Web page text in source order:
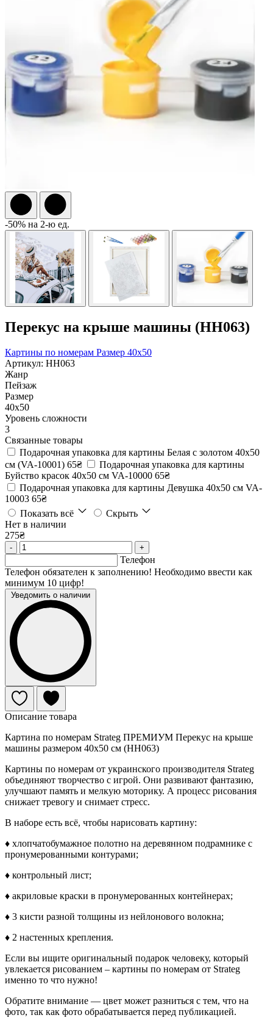
-50% на 2-ю ед.
Перекус на крыше машины (HH063)
Картины по номерам Размер 40x50
Артикул: HH063
Жанр
Пейзаж
Размер
40х50
Уровень сложности
3
Связанные товары
Подарочная упаковка для картины Белая с золотом 40х50
см (VA-10001) 65₴
Подарочная упаковка для картины
Буйство красок 40х50 см VA-10000 65₴
Подарочная упаковка для картины Девушка 40х50 см VA-
10003 65₴
Показать всё
Скрыть
Нет в наличии
275₴
- +
Телефон
Телефон обязателен к заполнению! Необходимо ввести как
минимум 10 цифр!
Уведомить о наличии
Описание товара
Картина по номерам Strateg ПРЕМИУМ Перекус на крыше
машины размером 40х50 см (HH063)
Картины по номерам от украинского производителя Strateg
объединяют творчество с игрой. Они развивают фантазию,
улучшают память и мелкую моторику. А процесс рисования
снижает тревогу и снимает стресс.
В наборе есть всё, чтобы нарисовать картину:
♦ хлопчатобумажное полотно на деревянном подрамнике с
пронумерованными контурами;
♦ контрольный лист;
♦ акриловые краски в пронумерованных контейнерах;
♦ 3 кисти разной толщины из нейлонового волокна;
♦ 2 настенных крепления.
Если вы ищите оригинальный подарок человеку, который
увлекается рисованием – картины по номерам от Strateg
именно то что нужно!
Обратите внимание — цвет может разниться с тем, что на
фото, так как фото обрабатывается перед публикацией.